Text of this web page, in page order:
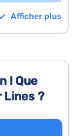
Afficher plus
! Que
Lines ?